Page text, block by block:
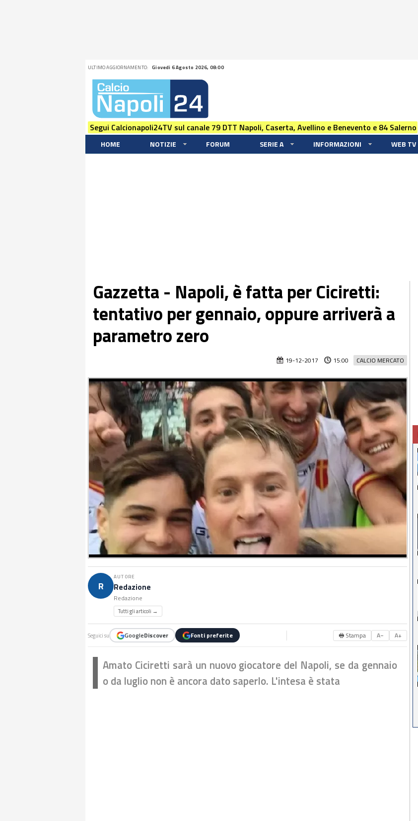
ULTIMO AGGIORNAMENTO: Giovedi 6 Agosto 2026, 08:00
Segui Calcionapoli24TV sul canale 79 DTT Napoli, Caserta, Avellino e Benevento e 84 Salerno
HOME NOTIZIE FORUM SERIE A INFORMAZIONI WEB TV
Gazzetta - Napoli, è fatta per Ciciretti:
tentativo per gennaio, oppure arriverà a
parametro zero
CALCIO MERCATO
19-12-2017 15:00
R
AUTORE
Redazione
Redazione
Tutti gli articoli →
Seguici su GoogleDiscover Fonti preferite 🖶 Stampa A− A+
Amato Ciciretti sarà un nuovo giocatore del Napoli, se da gennaio
o da luglio non è ancora dato saperlo. L'intesa è stata